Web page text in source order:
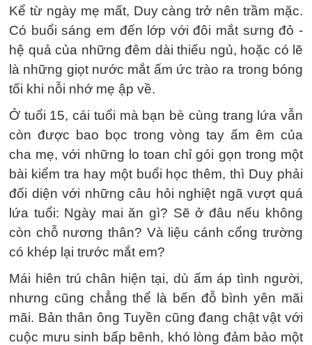
Kể từ ngày mẹ mất, Duy càng trở nên trầm mặc.
Có buổi sáng em đến lớp với đôi mắt sưng đỏ -
hệ quả của những đêm dài thiếu ngủ, hoặc có lẽ
là những giọt nước mắt ấm ức trào ra trong bóng
tối khi nỗi nhớ mẹ ập về.
Ở tuổi 15, cái tuổi mà bạn bè cùng trang lứa vẫn
còn được bao bọc trong vòng tay ấm êm của
cha mẹ, với những lo toan chỉ gói gọn trong một
bài kiểm tra hay một buổi học thêm, thì Duy phải
đối diện với những câu hỏi nghiệt ngã vượt quá
lứa tuổi: Ngày mai ăn gì? Sẽ ở đâu nếu không
còn chỗ nương thân? Và liệu cánh cổng trường
có khép lại trước mắt em?
Mái hiên trú chân hiện tại, dù ấm áp tình người,
nhưng cũng chẳng thể là bến đỗ bình yên mãi
mãi. Bản thân ông Tuyền cũng đang chật vật với
cuộc mưu sinh bấp bênh, khó lòng đảm bảo một